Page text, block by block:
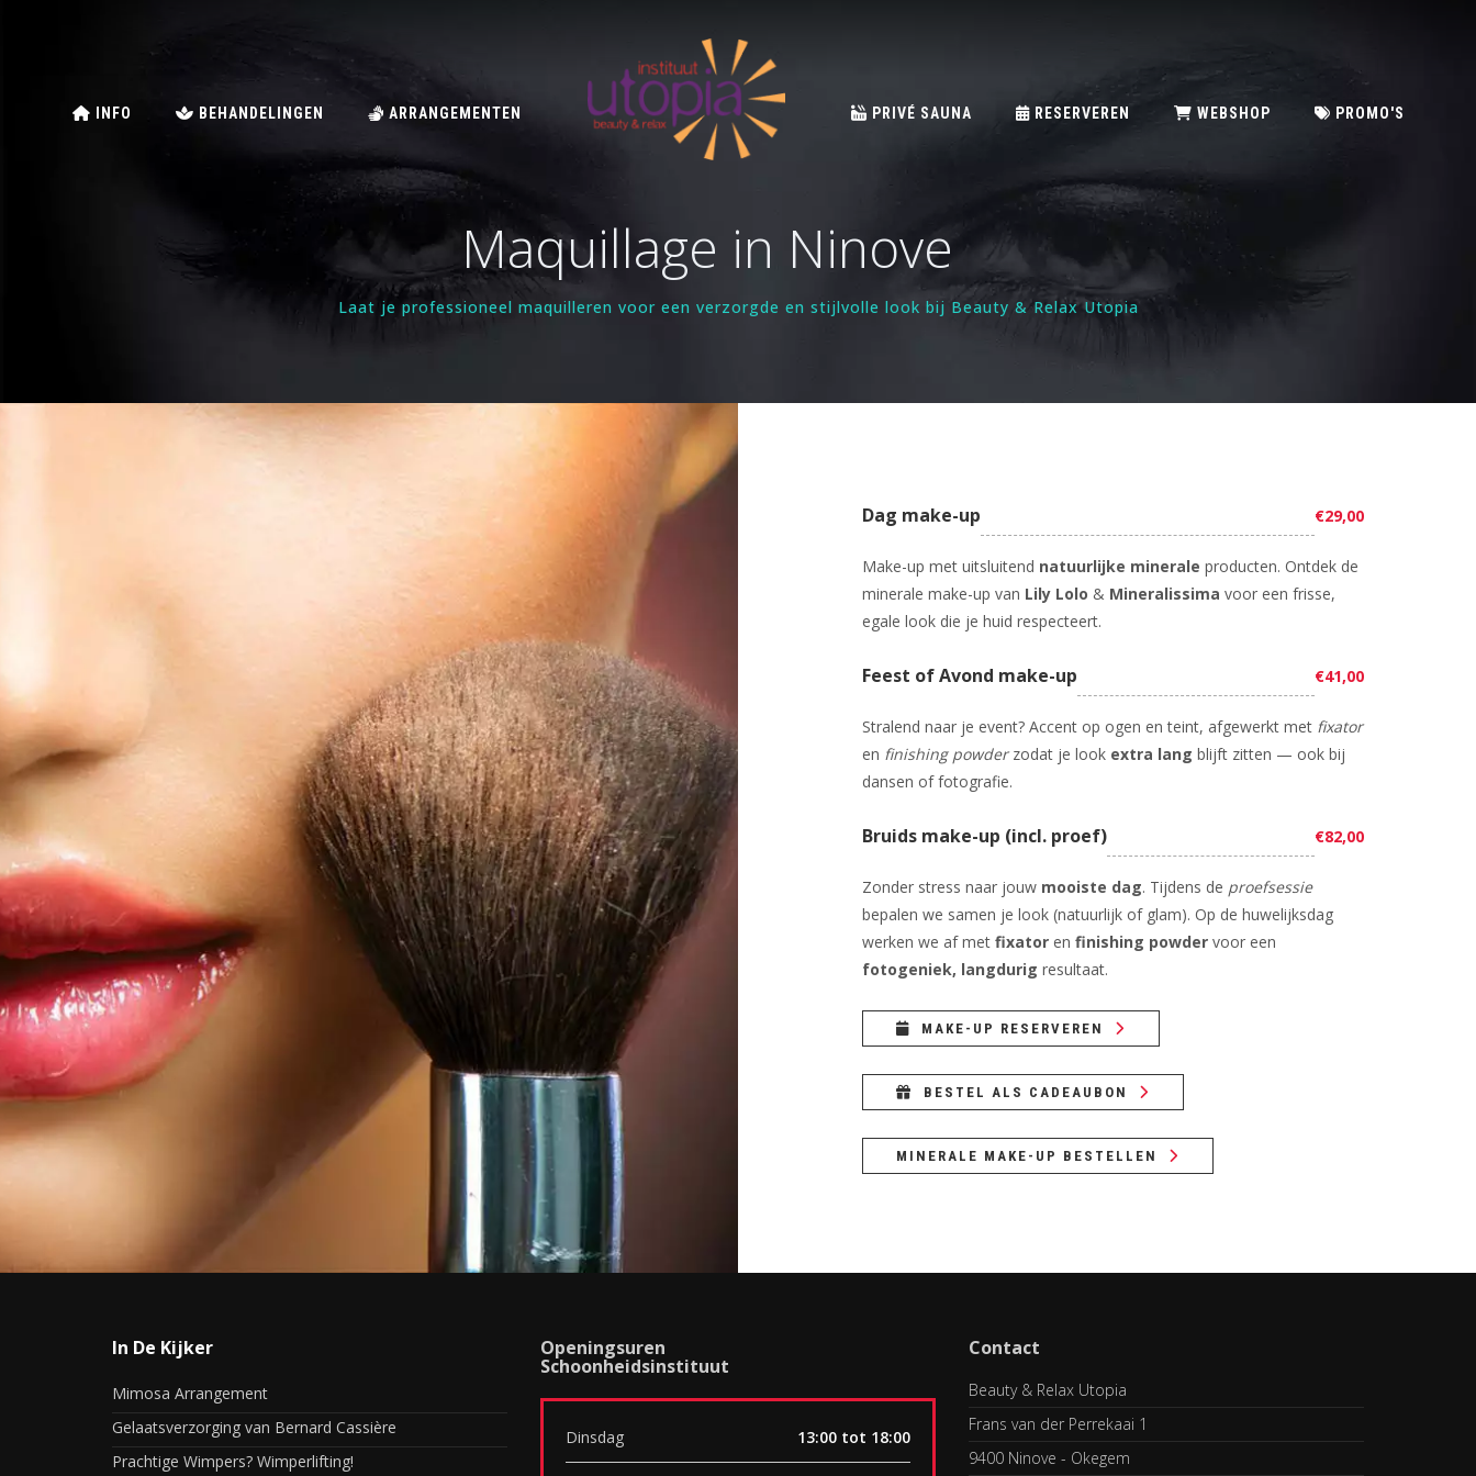
INFO BEHANDELINGEN ARRANGEMENTEN PRIVÉ SAUNA RESERVEREN WEBSHOP PROMO'S
Maquillage in Ninove
Laat je professioneel maquilleren voor een verzorgde en stijlvolle look bij Beauty & Relax Utopia
Dag make-up €29,00
Make-up met uitsluitend natuurlijke minerale producten. Ontdek de
minerale make-up van Lily Lolo & Mineralissima voor een frisse,
egale look die je huid respecteert.
Feest of Avond make-up €41,00
Stralend naar je event? Accent op ogen en teint, afgewerkt met fixator
en finishing powderzodat je look extra lang blijft zitten — ook bij
dansen of fotografie.
Bruids make-up (incl. proef) €82,00
Zonder stress naar jouw mooiste dag. Tijdens de proefsessie
bepalen we samen je look (natuurlijk of glam). Op de huwelijksdag
werken we af met fixatoren finishing powdervoor een
fotogeniek, langdurig resultaat.
MAKE-UP RESERVEREN
BESTEL ALS CADEAUBON
MINERALE MAKE-UP BESTELLEN
In De Kijker
Mimosa Arrangement
Gelaatsverzorging van Bernard Cassière
Prachtige Wimpers? Wimperlifting!
Openingsuren
Schoonheidsinstituut
Dinsdag 13:00 tot 18:00
Contact
Beauty & Relax Utopia
Frans van der Perrekaai 1
9400 Ninove - Okegem